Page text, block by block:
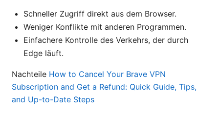
Schneller Zugriff direkt aus dem Browser.
Weniger Konflikte mit anderen Programmen.
Einfachere Kontrolle des Verkehrs, der durch
Edge läuft.
Nachteile How to Cancel Your Brave VPN
Subscription and Get a Refund: Quick Guide, Tips,
and Up-to-Date Steps